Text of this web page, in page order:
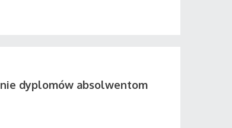
dyplomów absolwentom